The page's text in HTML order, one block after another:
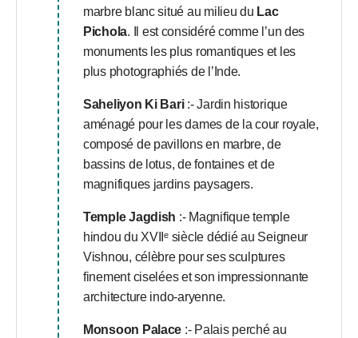
marbre blanc situé au milieu du Lac
Pichola. Il est considéré comme l’un des
monuments les plus romantiques et les
plus photographiés de l’Inde.
Saheliyon Ki Bari:- Jardin historique
aménagé pour les dames de la cour royale,
composé de pavillons en marbre, de
bassins de lotus, de fontaines et de
magnifiques jardins paysagers.
Temple Jagdish :- Magnifique temple
hindou du XVIIᵉ siècle dédié au Seigneur
Vishnou, célèbre pour ses sculptures
finement ciselées et son impressionnante
architecture indo-aryenne.
Monsoon Palace :- Palais perché au